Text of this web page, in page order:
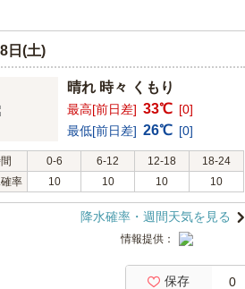
日(土)
晴れ 時々 くもり
最高[前日差] 33℃ [0]
最低[前日差] 26℃ [0]
0-6 6-12 12-18
18-24
率
10 10 10 10
降水確率・週間天気を見る
情報提供：
保存 0